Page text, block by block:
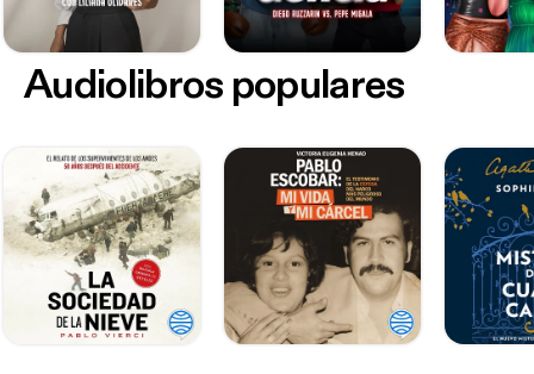
Audiolibros populares